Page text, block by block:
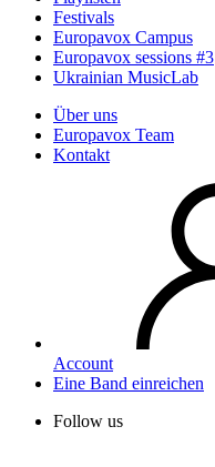
Festivals
Europavox Campus
Europavox sessions #3
Ukrainian MusicLab
Über uns
Europavox Team
Kontakt
Account
Eine Band einreichen
Follow us